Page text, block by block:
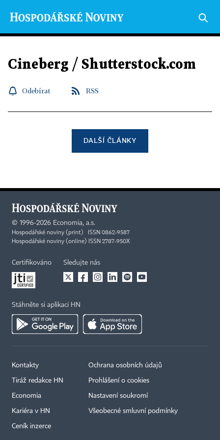
Cineberg / Shutterstock.com
Odebírat RSS
DALŠÍ ČLÁNKY
© 1996-2026 Economia, a.s.
Hospodářské noviny (print) ISSN 0862-9587
Hospodářské noviny (online) ISSN 2787-950X
Certifikováno Sledujte nás
Stáhněte si aplikaci HN
Kontakty
Tiráž redakce HN
Economia
Kariéra v HN
Ceník inzerce
Ochrana osobních údajů
Prohlášení o cookies
Nastavení soukromí
Všeobecné smluvní podmínky